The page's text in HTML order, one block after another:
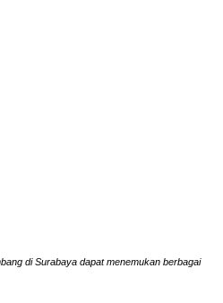
di Surabaya dapat menemukan berbagai